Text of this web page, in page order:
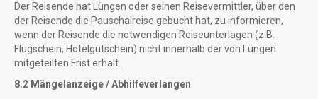
Der Reisende hat Lüngen oder seinen Reisevermittler, über den
der Reisende die Pauschalreise gebucht hat, zu informieren,
wenn der Reisende die notwendigen Reiseunterlagen (z.B.
Flugschein, Hotelgutschein) nicht innerhalb der von Lüngen
mitgeteilten Frist erhält.
8.2 Mängelanzeige / Abhilfeverlangen